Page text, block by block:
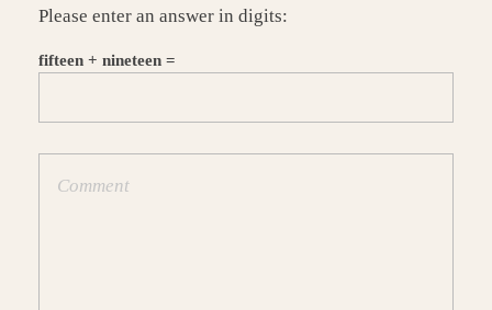
Please enter an answer in digits:
fifteen + nineteen =